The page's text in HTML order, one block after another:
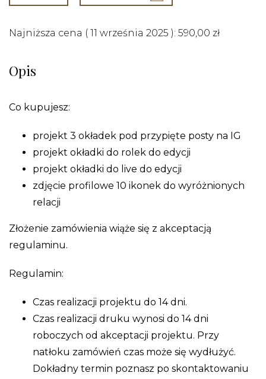
Najniższa cena ( 11 września 2025 ): 590,00 zł
Opis
Co kupujesz:
projekt 3 okładek pod przypięte posty na IG
projekt okładki do rolek do edycji
projekt okładki do live do edycji
zdjęcie profilowe 10 ikonek do wyróżnionych
relacji
Złożenie zamówienia wiąże się z akceptacją
regulaminu.
Regulamin:
Czas realizacji projektu do 14 dni.
Czas realizacji druku wynosi do 14 dni
roboczych od akceptacji projektu. Przy
natłoku zamówień czas może się wydłużyć.
Dokładny termin poznasz po skontaktowaniu